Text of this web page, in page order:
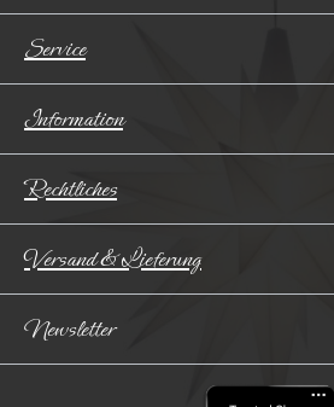
Service
Information
Rechtliches
Versand & Lieferung
Newsletter